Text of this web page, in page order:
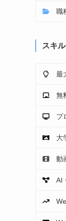
職
スキ
最
無
プ
大
動
AI